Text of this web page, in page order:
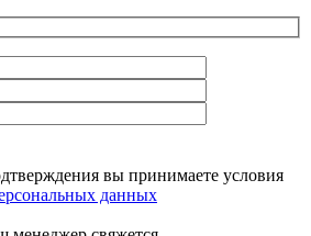
вы принимаете условия
данных